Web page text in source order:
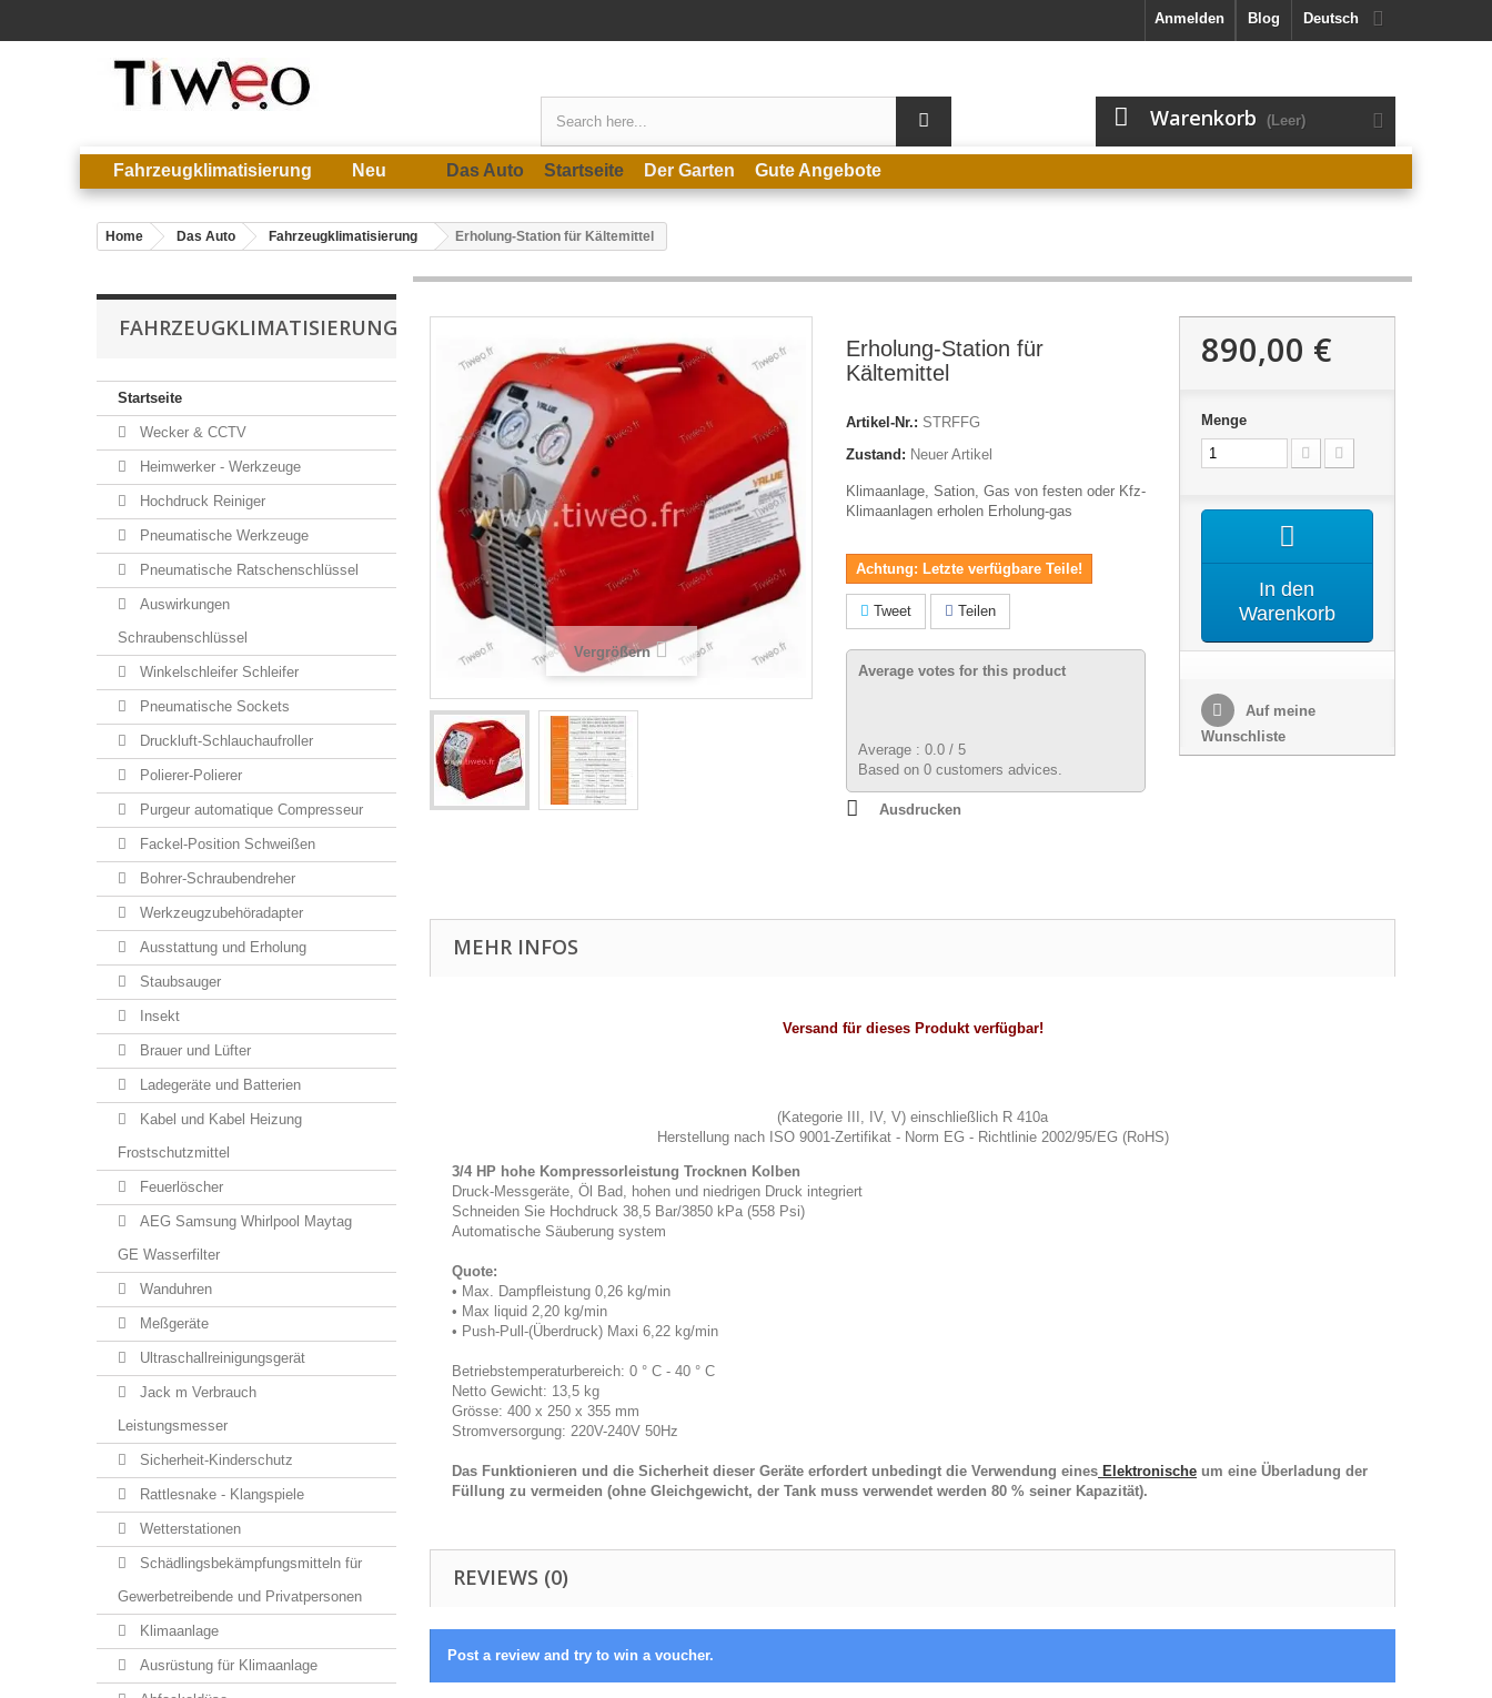
Deutsch
Blog
Anmelden
Warenkorb (Leer)
Fahrzeugklimatisierung Neu Das Auto Startseite Der Garten Gute Angebote
Home Das Auto Fahrzeugklimatisierung Erholung-Station für Kältemittel
FAHRZEUGKLIMATISIERUNG
Startseite
Wecker & CCTV
Heimwerker - Werkzeuge
Hochdruck Reiniger
Pneumatische Werkzeuge
Pneumatische Ratschenschlüssel
Auswirkungen
Schraubenschlüssel
Winkelschleifer Schleifer
Pneumatische Sockets
Druckluft-Schlauchaufroller
Polierer-Polierer
Purgeur automatique Compresseur
Fackel-Position Schweißen
Bohrer-Schraubendreher
Werkzeugzubehöradapter
Ausstattung und Erholung
Staubsauger
Insekt
Brauer und Lüfter
Ladegeräte und Batterien
Kabel und Kabel Heizung
Frostschutzmittel
Feuerlöscher
AEG Samsung Whirlpool Maytag
GE Wasserfilter
Wanduhren
Meßgeräte
Ultraschallreinigungsgerät
Jack m Verbrauch
Leistungsmesser
Sicherheit-Kinderschutz
Rattlesnake - Klangspiele
Wetterstationen
Schädlingsbekämpfungsmitteln für
Gewerbetreibende und Privatpersonen
Klimaanlage
Ausrüstung für Klimaanlage
Vergrößern
Erholung-Station für
Kältemittel
Artikel-Nr.: STRFFG
Zustand: Neuer Artikel
Klimaanlage, Sation, Gas von festen oder Kfz-
Klimaanlagen erholen Erholung-gas
Achtung: Letzte verfügbare Teile!
Tweet Teilen
Average votes for this product
Average : 0.0 / 5
Based on 0 customers advices.
Ausdrucken
890,00 €
Menge
In den
Warenkorb
Auf meine
Wunschliste
MEHR INFOS
Versand für dieses Produkt verfügbar!
(Kategorie III, IV, V) einschließlich R 410a
Herstellung nach ISO 9001-Zertifikat - Norm EG - Richtlinie 2002/95/EG (RoHS)
3/4 HP hohe Kompressorleistung Trocknen Kolben
Druck-Messgeräte, Öl Bad, hohen und niedrigen Druck integriert
Schneiden Sie Hochdruck 38,5 Bar/3850 kPa (558 Psi)
Automatische Säuberung system
Quote:
• Max. Dampfleistung 0,26 kg/min
• Max liquid 2,20 kg/min
• Push-Pull-(Überdruck) Maxi 6,22 kg/min
Betriebstemperaturbereich: 0 ° C - 40 ° C
Netto Gewicht: 13,5 kg
Grösse: 400 x 250 x 355 mm
Stromversorgung: 220V-240V 50Hz
Das Funktionieren und die Sicherheit dieser Geräte erfordert unbedingt die Verwendung eines Elektronische um eine Überladung der
Füllung zu vermeiden (ohne Gleichgewicht, der Tank muss verwendet werden 80 % seiner Kapazität).
REVIEWS (0)
Post a review and try to win a voucher.